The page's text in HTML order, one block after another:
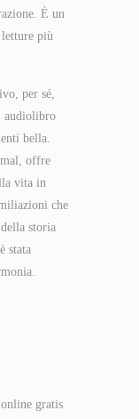
È un
letture più
per sé,
audiolibro
bella.
offre
vita in
che
storia
stata
gratis